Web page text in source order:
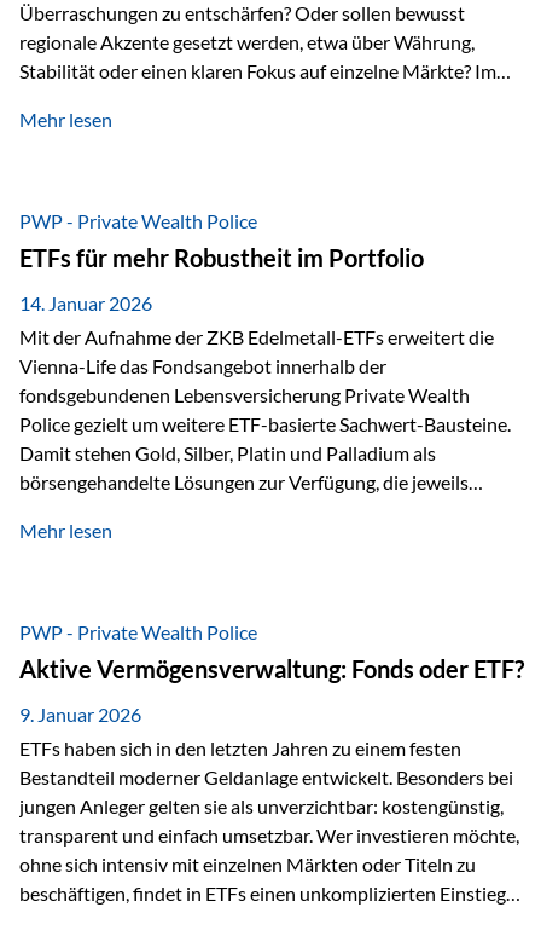
Überraschungen zu entschärfen? Oder sollen bewusst
regionale Akzente gesetzt werden, etwa über Währung,
Stabilität oder einen klaren Fokus auf einzelne Märkte? Im
Wealth Police der Vienna-Life lassen sich beide Ansätze
Risikostreuung, Inflationsrobustheit und Stabilisierung. 1)
Die Philosophiefrage: breit oder bewusst? Global investieren
bedeutet: Das Portfolio bildet die Weltmärkte möglichst
breit ab, ohne die…
Mehr lesen
PWP - Private Wealth Police
ETFs für mehr Robustheit im Portfolio
14. Januar 2026
Mit der Aufnahme der ZKB Edelmetall-ETFs erweitert die
Vienna-Life das Fondsangebot innerhalb der
fondsgebundenen Lebensversicherung Private Wealth
Police gezielt um weitere ETF-basierte Sachwert-Bausteine.
Damit stehen Gold, Silber, Platin und Palladium als
börsengehandelte Lösungen zur Verfügung, die jeweils
dabei nicht auf einzelnen Marktmeinungen, sondern auf
Inflationsrobustheit und Stabilisierung – eingebettet in eine
liechtensteinische Versicherungsstruktur. Die
Sicherheitsarchitektur: Liechtenstein als Strukturprinzip Die
Private Wealth Police positioniert sich mit einer dreistufigen
Sicherheitsarchitektur, die auf mehreren Ebenen ansetzt:
Stufe 1: Versicherer-Ebene • Versicherung mit…
Mehr lesen
PWP - Private Wealth Police
Aktive Vermögensverwaltung: Fonds oder ETF?
9. Januar 2026
ETFs haben sich in den letzten Jahren zu einem festen
Bestandteil moderner Geldanlage entwickelt. Besonders bei
jungen Anleger gelten sie als unverzichtbar: kostengünstig,
transparent und einfach umsetzbar. Wer investieren möchte,
ohne sich intensiv mit einzelnen Märkten oder Titeln zu
beschäftigen, findet in ETFs einen unkomplizierten Einstieg